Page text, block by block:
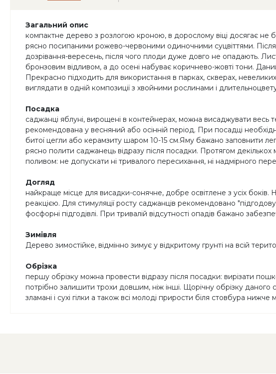
Загальний опис
компактне дерево з розлогою кроною, в дорослому віці досягає не
рясно посипаними рожево-червоними одиночними суцвіттями. Після
дозрівання-вересень, після чого плоди дуже довго не опадають.
бронзовим відливом, а до осені набуває коричнево-жовті тони.
Прекрасно підходить для використання в парках, скверах,
виглядати в одній композиції з хвойними рослинами і
Посадка
саджанці яблуні, вирощені в контейнерах, можна висаджувати весь
рекомендована у весняний або осінній період. При посадці
битої цегли або керамзиту шаром 10-15 см.Яму бажано заповнити
рясно полити саджанець відразу після посадки. Протягом
поливом: не допускати ні тривалого пересихання, ні надмірного
Догляд
найкраще місце для висадки-сонячне, добре освітлене з усіх
реакцією. Для стимуляції росту саджанців рекомендовано
фосфорні підгодівлі. При тривалій відсутності опадів бажано
Зимівля
Дерево зимостійке, відмінно зимує у відкритому грунті на всій
Обрізка
першу обрізку можна провести відразу після посадки: вирізати
потрібно залишити трохи довшим, ніж інші. Щорічну обрізку даного
зламані і сухі гілки а також всі молоді прирости біля стовбура нижче